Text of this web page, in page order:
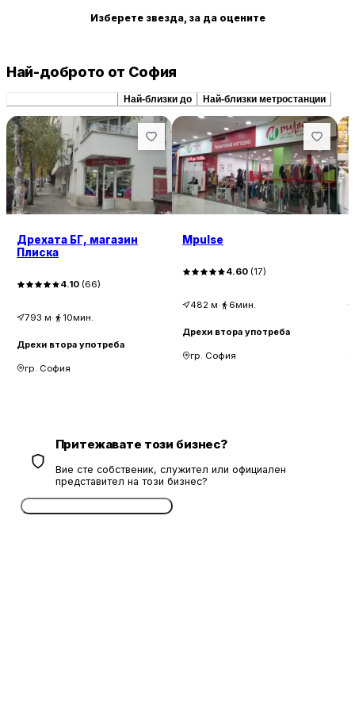
Изберете звезда, за да оцените
Най-доброто от София
Най-близки до Най-близки метростанции
Дрехата БГ, магазин
Плиска
4.10 (66)
793 м· 10мин.
Дрехи втора употреба
гр. София
Mpulse
4.60 (17)
482 м· 6мин.
Дрехи втора употреба
гр. София
Притежавате този бизнес?
Вие сте собственик, служител или официален
представител на този бизнес?